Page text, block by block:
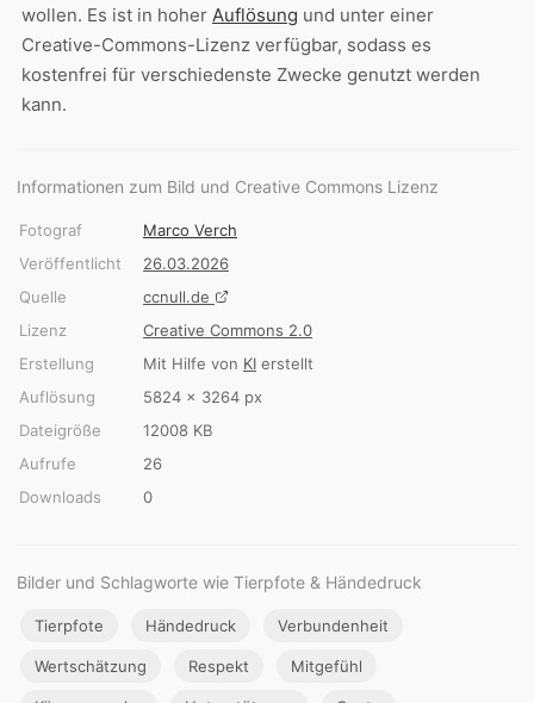
wollen. Es ist in hoher Auflösung und unter einer
Creative-Commons-Lizenz verfügbar, sodass es
kostenfrei für verschiedenste Zwecke genutzt werden
kann.
Informationen zum Bild und Creative Commons Lizenz
Fotograf
Marco Verch
Veröffentlicht
26.03.2026
Quelle
ccnull.de
Lizenz
Creative Commons 2.0
Erstellung
Mit Hilfe von KI erstellt
Auflösung
5824 × 3264 px
Dateigröße
12008 KB
Aufrufe
26
Downloads
0
Bilder und Schlagworte wie Tierpfote & Händedruck
Tierpfote Händedruck Verbundenheit
Wertschätzung Respekt Mitgefühl